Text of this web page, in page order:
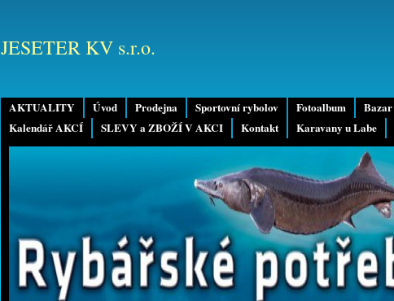
AKTUALITY Úvod Prodejna Sportovní rybolov Fotoalbum Bazar
Kalendář AKCÍ
SLEVY a ZBOŽÍ V AKCI Kontakt Karavany u Labe
JESETER KV s.r.o.